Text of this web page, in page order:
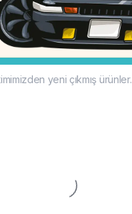
yeni çıkmış ürünler.